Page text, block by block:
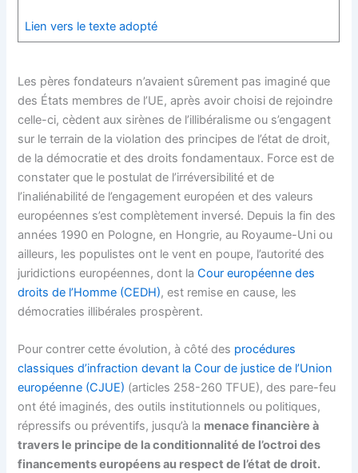
Lien vers le texte adopté
Les pères fondateurs n’avaient sûrement pas imaginé que
des États membres de l’UE, après avoir choisi de rejoindre
celle-ci, cèdent aux sirènes de l’illibéralisme ou s’engagent
sur le terrain de la violation des principes de l’état de droit,
de la démocratie et des droits fondamentaux. Force est de
constater que le postulat de l’irréversibilité et de
l’inaliénabilité de l’engagement européen et des valeurs
européennes s’est complètement inversé. Depuis la fin des
années 1990 en Pologne, en Hongrie, au Royaume-Uni ou
ailleurs, les populistes ont le vent en poupe, l’autorité des
juridictions européennes, dont laCour européenne des
droits de l’Homme (CEDH), est remise en cause, les
démocraties illibérales prospèrent.
Pour contrer cette évolution, à côté des procédures
classiques d’infraction devant la Cour de justice de l’Union
européenne (CJUE) (articles 258-260 TFUE), des pare-feu
ont été imaginés, des outils institutionnels ou politiques,
répressifs ou préventifs, jusqu’à la menace financière à
travers le principe de la conditionnalité de l’octroi des
financements européens au respect de l’état de droit.